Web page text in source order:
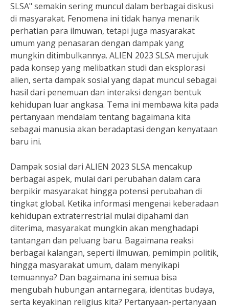
SLSA" semakin sering muncul dalam berbagai diskusi
di masyarakat. Fenomena ini tidak hanya menarik
perhatian para ilmuwan, tetapi juga masyarakat
umum yang penasaran dengan dampak yang
mungkin ditimbulkannya. ALIEN 2023 SLSA merujuk
pada konsep yang melibatkan studi dan eksplorasi
alien, serta dampak sosial yang dapat muncul sebagai
hasil dari penemuan dan interaksi dengan bentuk
kehidupan luar angkasa. Tema ini membawa kita pada
pertanyaan mendalam tentang bagaimana kita
sebagai manusia akan beradaptasi dengan kenyataan
baru ini.
Dampak sosial dari ALIEN 2023 SLSA mencakup
berbagai aspek, mulai dari perubahan dalam cara
berpikir masyarakat hingga potensi perubahan di
tingkat global. Ketika informasi mengenai keberadaan
kehidupan extraterrestrial mulai dipahami dan
diterima, masyarakat mungkin akan menghadapi
tantangan dan peluang baru. Bagaimana reaksi
berbagai kalangan, seperti ilmuwan, pemimpin politik,
hingga masyarakat umum, dalam menyikapi
temuannya? Dan bagaimana ini semua bisa
mengubah hubungan antarnegara, identitas budaya,
serta keyakinan religius kita? Pertanyaan-pertanyaan